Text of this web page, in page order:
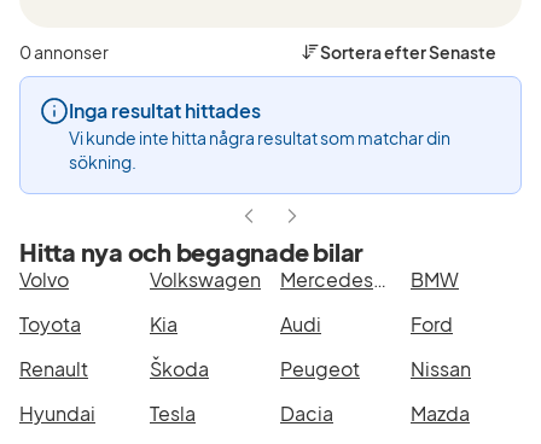
0 annonser Sortera efterSenaste
Inga resultat hittades
Vi kunde inte hitta några resultat som matchar din
sökning.
Hitta nya och begagnade bilar
Volvo Volkswagen Mercedes-Benz
BMW
Toyota
Kia Audi
Ford
Renault
Škoda Peugeot
Nissan
Hyundai
Tesla Dacia
Mazda